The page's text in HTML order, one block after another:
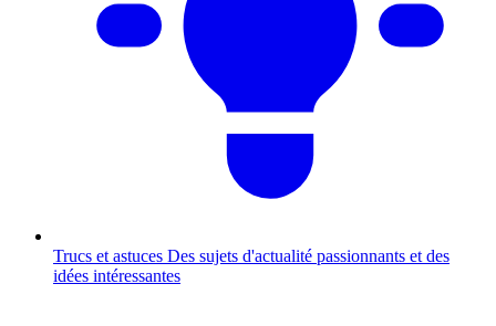
Trucs et astuces Des sujets d'actualité passionnants et des
idées intéressantes